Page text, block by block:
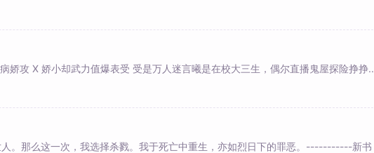
娇攻 X 娇小却武力值爆表受 受是万人迷言曦是在校大三生，偶尔直播鬼屋探险挣挣..
人。那么这一次，我选择杀戮。我于死亡中重生，亦如烈日下的罪恶。-----------新书